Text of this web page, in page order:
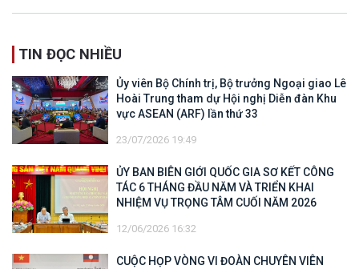
TIN ĐỌC NHIỀU
Ủy viên Bộ Chính trị, Bộ trưởng Ngoại giao Lê
Hoài Trung tham dự Hội nghị Diễn đàn Khu
vực ASEAN (ARF) lần thứ 33
23/07/2026 19:49
ỦY BAN BIÊN GIỚI QUỐC GIA SƠ KẾT CÔNG
TÁC 6 THÁNG ĐẦU NĂM VÀ TRIỂN KHAI
NHIỆM VỤ TRỌNG TÂM CUỐI NĂM 2026
12/06/2026 16:32
CUỘC HỌP VÒNG VI ĐOÀN CHUYÊN VIÊN